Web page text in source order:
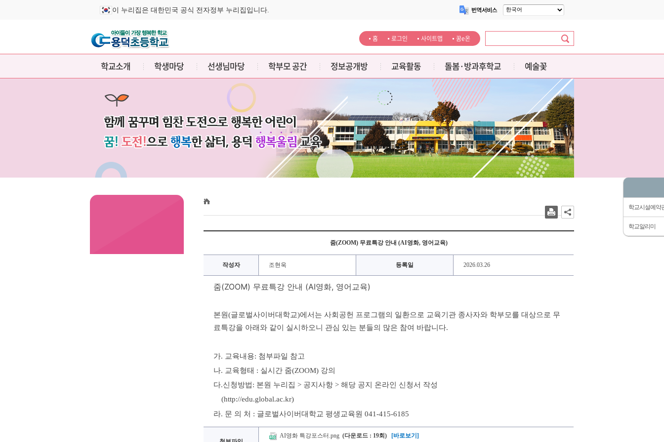
이 누리집은 대한민국 공식 전자정부 누리집입니다.
홈 로그인 사이트맵 꿈e온
학교소개 학생마당 선생님마당 학부모 공간 정보공개방 교육활동 돌봄·방과후학교 예술꽃
줌(ZOOM) 무료특강 안내 (AI영화, 영어교육)
작성자 조현욱 등록일 2026.03.26
줌(ZOOM) 무료특강 안내 (AI영화, 영어교육)
본원(글로벌사이버대학교)에서는 사회공헌 프로그램의 일환으로 교육기관 종사자와 학부모를 대상으로 무
료특강을 아래와 같이 실시하오니 관심 있는 분들의 많은 참여 바랍니다.
가. 교육내용: 첨부파일 참고
나. 교육형태 : 실시간 줌(ZOOM) 강의
다.신청방법: 본원 누리집 > 공지사항 > 해당 공지 온라인 신청서 작성
(http://edu.global.ac.kr)
라. 문 의 처 : 글로벌사이버대학교 평생교육원 041-415-6185
AI영화 특강포스터.png (다운로드 : 19회)
[바로보기]
학교시설예약
학교알리미